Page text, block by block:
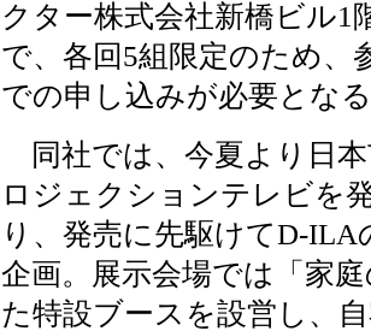
クター株式会社新橋ビル1
で、各回5組限定のため、
での申し込みが必要とな
同社では、今夏より日
ロジェクションテレビを
り、発売に先駆けてD-
企画。展示会場では「家
た特設ブースを設営し、